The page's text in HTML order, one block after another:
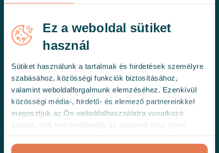
Ez a weboldal sütiket
használ
Sütiket használunk a tartalmak és hirdetések személyre
szabásához, közösségi funkciók biztosításához,
valamint weboldalforgalmunk elemzéséhez. Ezenkívül
közösségi média-, hirdető- és elemező partnereinkkel
megosztjuk az Ön weboldalhasználatra vonatkozó
adatait, akik kombinálhatják az adatokat más olyan
Ön által használt más szolgáltatásokból gyűjtöttek.
A terápiáról és a konzultációról
Hogyan zajlik az első ülés?
Ami érdekelhet
Árazás